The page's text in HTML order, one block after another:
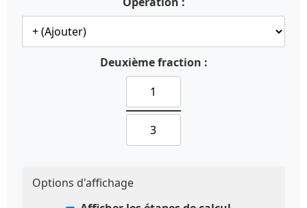
Deuxième fraction :
Options d'affichage